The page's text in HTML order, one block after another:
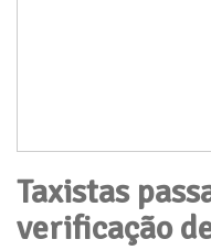
Taxistas
verificação